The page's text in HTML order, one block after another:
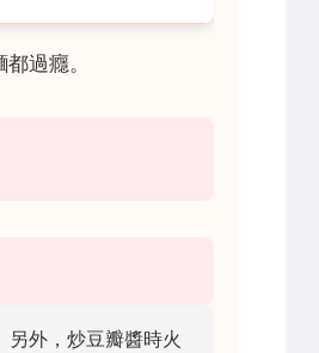
過癮。
另外，炒豆瓣醬時火